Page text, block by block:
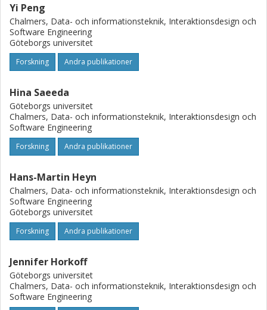
Yi Peng
Chalmers, Data- och informationsteknik, Interaktionsdesign och
Software Engineering
Göteborgs universitet
Forskning Andra publikationer
Hina Saeeda
Göteborgs universitet
Chalmers, Data- och informationsteknik, Interaktionsdesign och
Software Engineering
Forskning Andra publikationer
Hans-Martin Heyn
Chalmers, Data- och informationsteknik, Interaktionsdesign och
Software Engineering
Göteborgs universitet
Forskning Andra publikationer
Jennifer Horkoff
Göteborgs universitet
Chalmers, Data- och informationsteknik, Interaktionsdesign och
Software Engineering